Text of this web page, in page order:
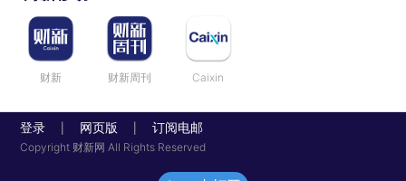
财新 财新周刊 Caixin
登录 网页版 订阅电邮
Copyright 财新网 All Rights Reserved